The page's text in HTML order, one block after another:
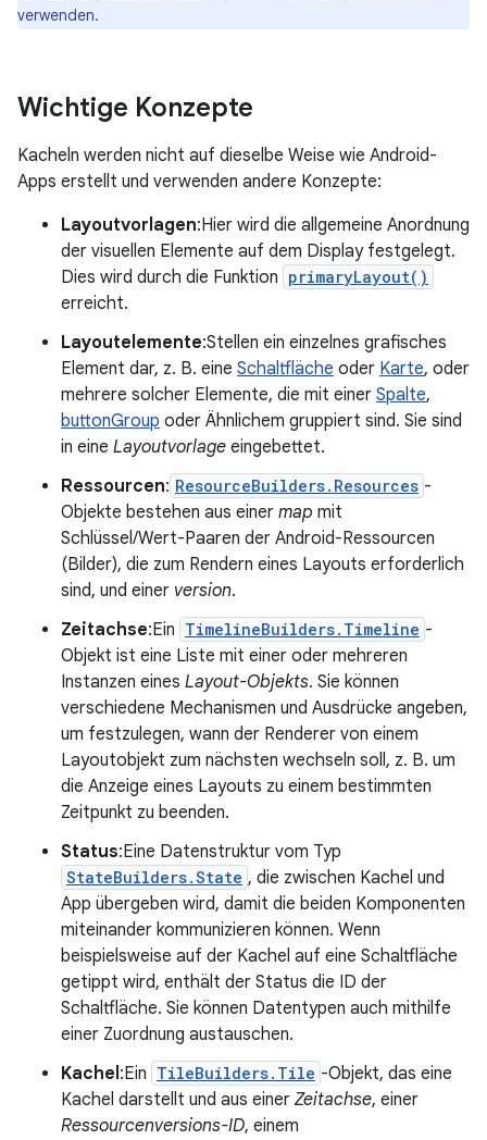
verwenden.
Wichtige Konzepte
Kacheln werden nicht auf dieselbe Weise wie Android-
Apps erstellt und verwenden andere Konzepte:
Layoutvorlagen:Hier wird die allgemeine Anordnung
der visuellen Elemente auf dem Display festgelegt.
Dies wird durch die Funktion primaryLayout()
erreicht.
Layoutelemente:Stellen ein einzelnes grafisches
Element dar, z. B. eine Schaltfläche oder Karte, oder
mehrere solcher Elemente, die mit einer Spalte,
buttonGroup oder Ähnlichem gruppiert sind. Sie sind
in eine Layoutvorlage eingebettet.
Ressourcen: ResourceBuilders.Resources -
Objekte bestehen aus einer map mit
Schlüssel/Wert-Paaren der Android-Ressourcen
(Bilder), die zum Rendern eines Layouts erforderlich
sind, und einer version.
Zeitachse:Ein TimelineBuilders.Timeline -
Objekt ist eine Liste mit einer oder mehreren
Instanzen eines Layout-Objekts. Sie können
verschiedene Mechanismen und Ausdrücke angeben,
um festzulegen, wann der Renderer von einem
Layoutobjekt zum nächsten wechseln soll, z. B. um
die Anzeige eines Layouts zu einem bestimmten
Zeitpunkt zu beenden.
Status:Eine Datenstruktur vom Typ
StateBuilders.State , die zwischen Kachel und
App übergeben wird, damit die beiden Komponenten
miteinander kommunizieren können. Wenn
beispielsweise auf der Kachel auf eine Schaltfläche
getippt wird, enthält der Status die ID der
Schaltfläche. Sie können Datentypen auch mithilfe
einer Zuordnung austauschen.
Kachel:Ein TileBuilders.Tile -Objekt, das eine
Kachel darstellt und aus einer Zeitachse, einer
Ressourcenversions-ID, einem